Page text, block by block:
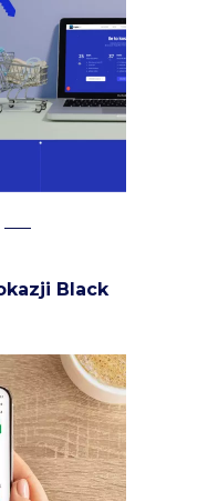
Black